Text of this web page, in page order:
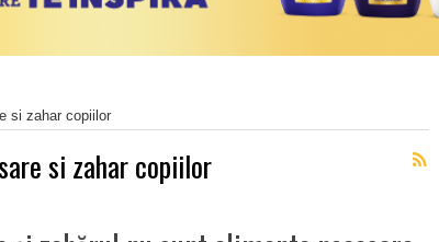
si zahar copiilor
si zahar copiilor